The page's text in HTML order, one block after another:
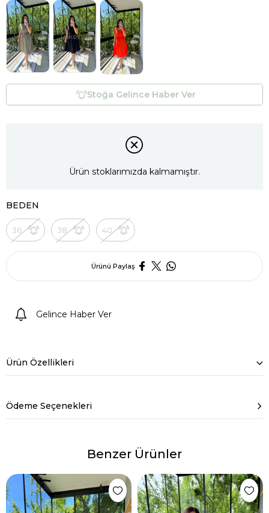
Tükendi Tükendi
Stoğa Gelince Haber Ver
Ürün stoklarımızda kalmamıştır.
BEDEN
36 38 40
Ürünü Paylaş
Gelince Haber Ver
Ürün Özellikleri
Ödeme Seçenekleri
Benzer Ürünler